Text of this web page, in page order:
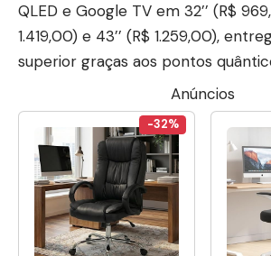
QLED e Google TV em 32’’ (R$
1.419,00) e 43’’ (R$ 1.259,00),
superior graças aos pontos
Anúncios
-32%